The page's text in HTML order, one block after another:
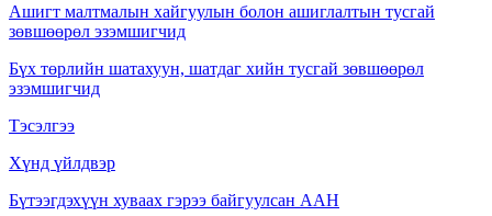
Ашигт малтмалын хайгуулын болон ашиглалтын тусгай
зөвшөөрөл эзэмшигчид
Бүх төрлийн шатахуун, шатдаг хийн тусгай зөвшөөрөл
эзэмшигчид
Тэсэлгээ
Хүнд үйлдвэр
Бүтээгдэхүүн хуваах гэрээ байгуулсан ААН